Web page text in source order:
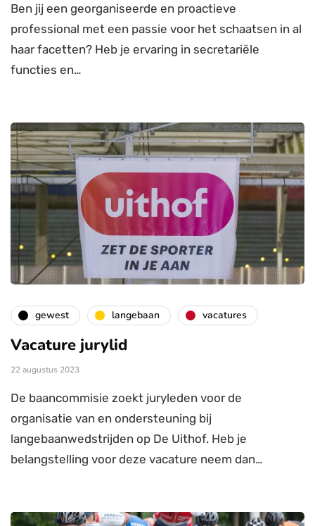
Ben jij een georganiseerde en proactieve
professional met een passie voor het schaatsen in al
haar facetten? Heb je ervaring in secretariële
functies en…
gewest langebaan vacatures
Vacature jurylid
22 augustus 2023
De baancommisie zoekt juryleden voor de
organisatie van en ondersteuning bij
langebaanwedstrijden op De Uithof. Heb je
belangstelling voor deze vacature neem dan…